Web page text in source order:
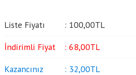
Liste Fiyatı : 100,00TL
İndirimli Fiyat : 68,00TL
Kazancınız : 32,00TL